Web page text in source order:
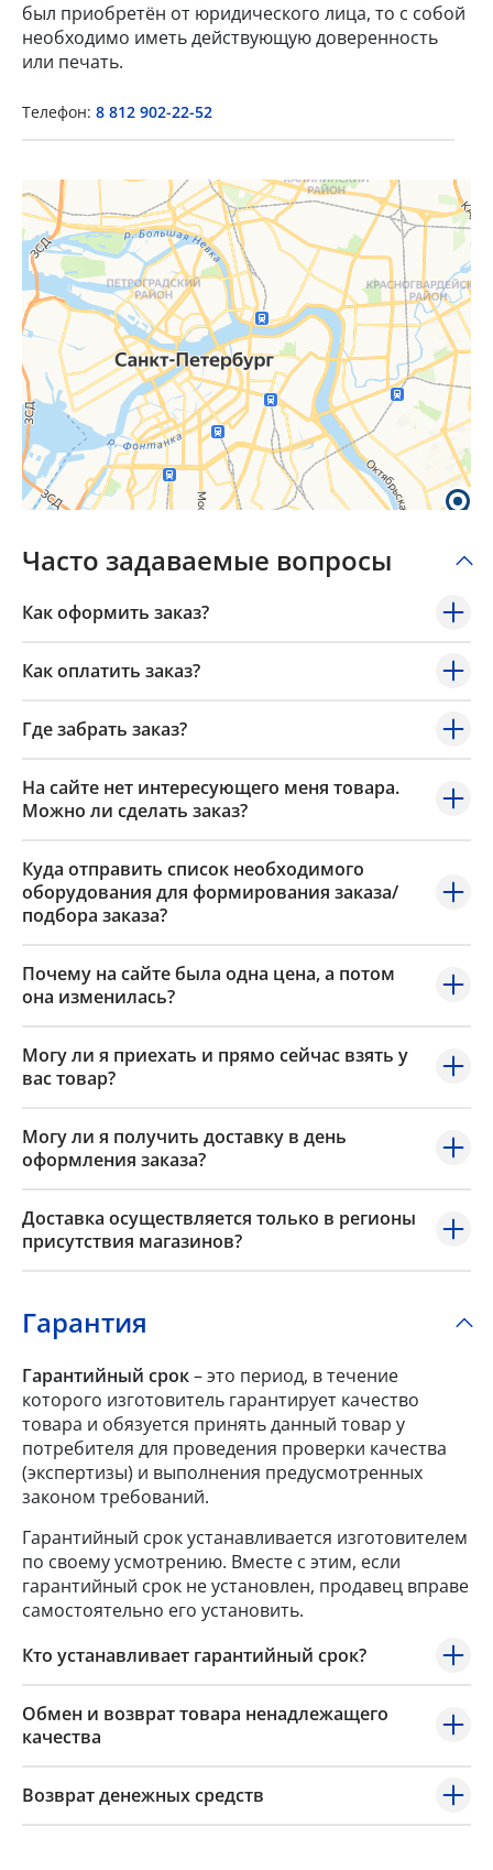
был приобретён от юридического лица, то с собой
необходимо иметь действующую доверенность
или печать.
Телефон: 8 812 902-22-52
Часто задаваемые вопросы
Как оформить заказ?
Как оплатить заказ?
Где забрать заказ?
На сайте нет интересующего меня товара.
Можно ли сделать заказ?
Куда отправить список необходимого
оборудования для формирования заказа/
подбора заказа?
Почему на сайте была одна цена, а потом
она изменилась?
Могу ли я приехать и прямо сейчас взять у
вас товар?
Могу ли я получить доставку в день
оформления заказа?
Доставка осуществляется только в регионы
присутствия магазинов?
Гарантия
Гарантийный срок– это период, в течение
которого изготовитель гарантирует качество
товара и обязуется принять данный товар у
потребителя для проведения проверки качества
(экспертизы) и выполнения предусмотренных
законом требований.
Гарантийный срок устанавливается изготовителем
по своему усмотрению. Вместе с этим, если
гарантийный срок не установлен, продавец вправе
самостоятельно его установить.
Кто устанавливает гарантийный срок?
Обмен и возврат товара ненадлежащего
качества
Возврат денежных средств
Popup Title
Popup Content